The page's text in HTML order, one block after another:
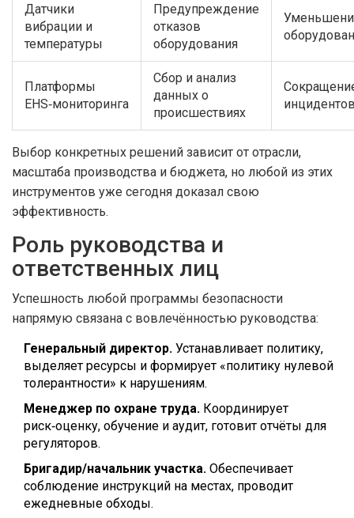
Датчики
вибрации и
температуры
Предупреждение
отказов
оборудования
Платформы
EHS‑мониторинга
Сбор и анализ
данных о
происшествиях
Выбор конкретных решений зависит от отрасли,
масштаба производства и бюджета, но любой из этих
инструментов уже сегодня доказал свою
эффективность.
Роль руководства и
ответственных лиц
Успешность любой программы безопасности
напрямую связана с вовлечённостью руководства:
Генеральный директор. Устанавливает политику,
выделяет ресурсы и формирует «политику нулевой
толерантности» к нарушениям.
Менеджер по охране труда. Координирует
риск‑оценку, обучение и аудит, готовит отчёты для
регуляторов.
Бригадир/начальник участка. Обеспечивает
соблюдение инструкций на местах, проводит
ежедневные обходы.